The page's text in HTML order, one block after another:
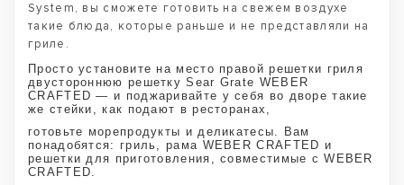
System, вы сможете готовить на свежем воздухе
такие блюда, которые раньше и не представляли на
гриле.
Просто установите на место правой решетки гриля
двустороннюю решетку Sear Grate WEBER
CRAFTED — и поджаривайте у себя во дворе такие
же стейки, как подают в ресторанах,
готовьте морепродукты и деликатесы. Вам
понадобятся: гриль, рама WEBER CRAFTED и
решетки для приготовления, совместимые с WEBER
CRAFTED.